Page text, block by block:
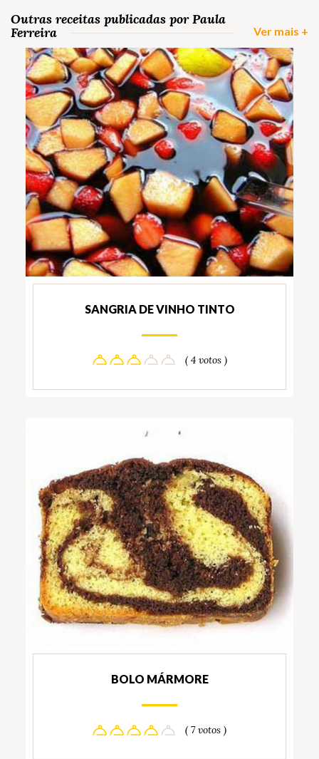
Outras receitas publicadas por Paula
Ferreira
Ver mais +
SANGRIA DE VINHO TINTO
( 4 votos )
BOLO MÁRMORE
( 7 votos )